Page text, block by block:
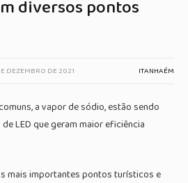
diversos pontos
DEZEMBRO DE 2021 ITANHAÉM
a vapor de sódio, estão sendo
LED que geram maior eficiência
mais importantes pontos turísticos e